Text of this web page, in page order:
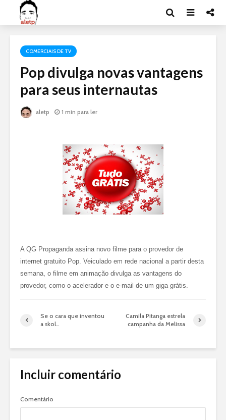
COMERCIAIS DE TV
Pop divulga novas vantagens
para seus internautas
aletp 1 min para ler
A QG Propaganda assina novo filme para o provedor de
internet gratuito Pop. Veiculado em rede nacional a partir desta
semana, o filme em animação divulga as vantagens do
provedor, como o acelerador e o e-mail de um giga grátis.
Se o cara que inventou
a skol…
Camila Pitanga estrela
campanha da Melissa
Incluir comentário
Comentário